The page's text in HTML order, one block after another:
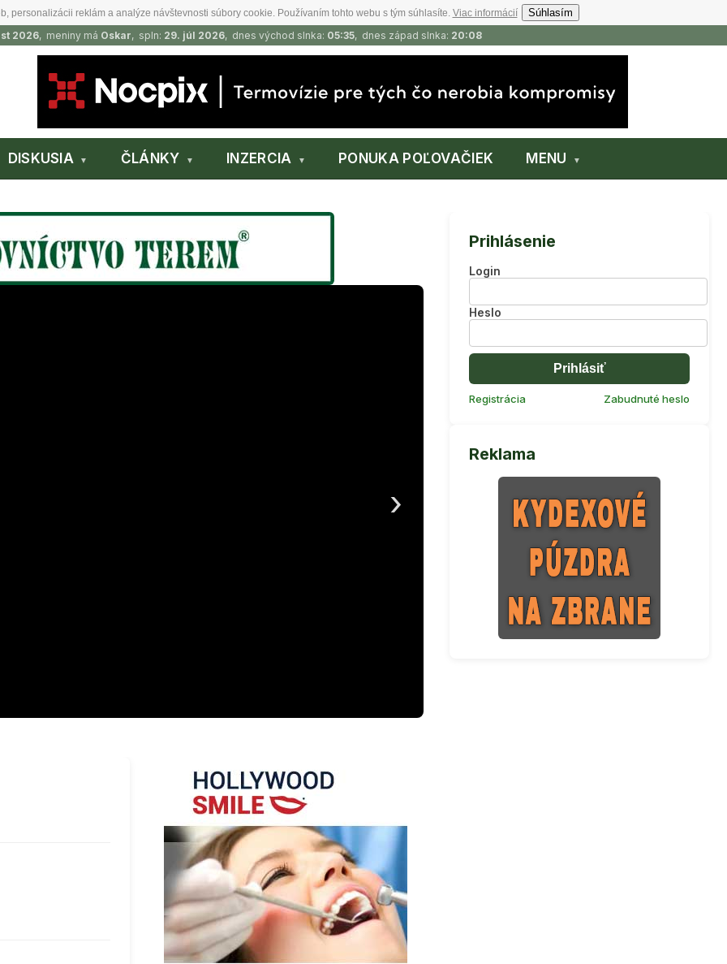
personalizácii reklám a analýze návštevnosti súbory cookie. Používaním tohto webu s tým súhlasíte. Viac informácií
Súhlasím
2026, meniny má Oskar, spln: 29. júl 2026, dnes východ slnka: 05:35, dnes západ slnka: 20:08
DISKUSIA ČLÁNKY INZERCIA PONUKA POĽOVAČIEK MENU
›
Prihlásenie
Login
Heslo
Prihlásiť
Registrácia Zabudnuté heslo
Reklama